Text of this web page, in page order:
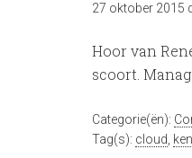
27 oktober 2015
Hoor van
scoort.
Categorie(ën):
Tag(s): cloud